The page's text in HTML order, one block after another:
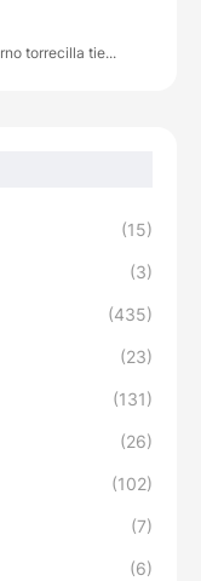
torrecilla tie...
(15)
(3)
(435)
(23)
(131)
(26)
(102)
(7)
(6)